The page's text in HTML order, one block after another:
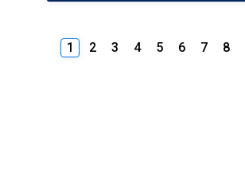
1 2 3 4 5 6 7 8